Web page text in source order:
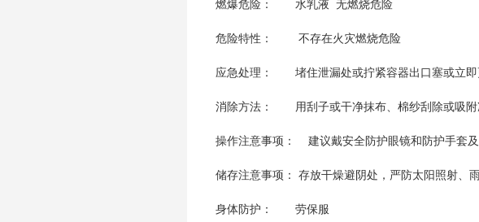
燃爆危险： 水乳液 无燃烧危险
危险特性： 不存在火灾燃烧危险
应急处理： 堵住泄漏处或拧紧容器出口塞或立即
消除方法： 用刮子或干净抹布、棉纱刮除或吸附
操作注意事项： 建议戴安全防护眼镜和
储存注意事项： 存放干燥避阴处，严防太阳照射、
身体防护： 劳保服